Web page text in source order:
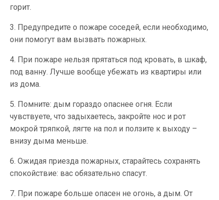
горит.
3. Предупредите о пожаре соседей, если необходимо,
они помогут вам вызвать пожарных.
4. При пожаре нельзя прятаться под кровать, в шкаф,
под ванну. Лучше вообще убежать из квартиры или
из дома.
5. Помните: дым гораздо опаснее огня. Если
чувствуете, что задыхаетесь, закройте нос и рот
мокрой тряпкой, лягте на пол и ползите к выходу –
внизу дыма меньше.
6. Ожидая приезда пожарных, старайтесь сохранять
спокойствие: вас обязательно спасут.
7. При пожаре больше опасен не огонь, а дым. От